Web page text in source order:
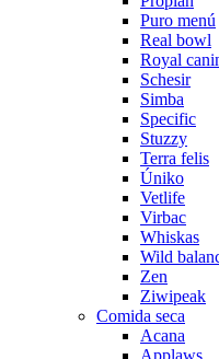
Puro menú
Real bowl
Royal
Schesir
Simba
Specific
Stuzzy
Terra felis
Úniko
Vetlife
Virbac
Whiskas
Wild
Zen
Ziwipeak
Comida seca
Acana
Applaws